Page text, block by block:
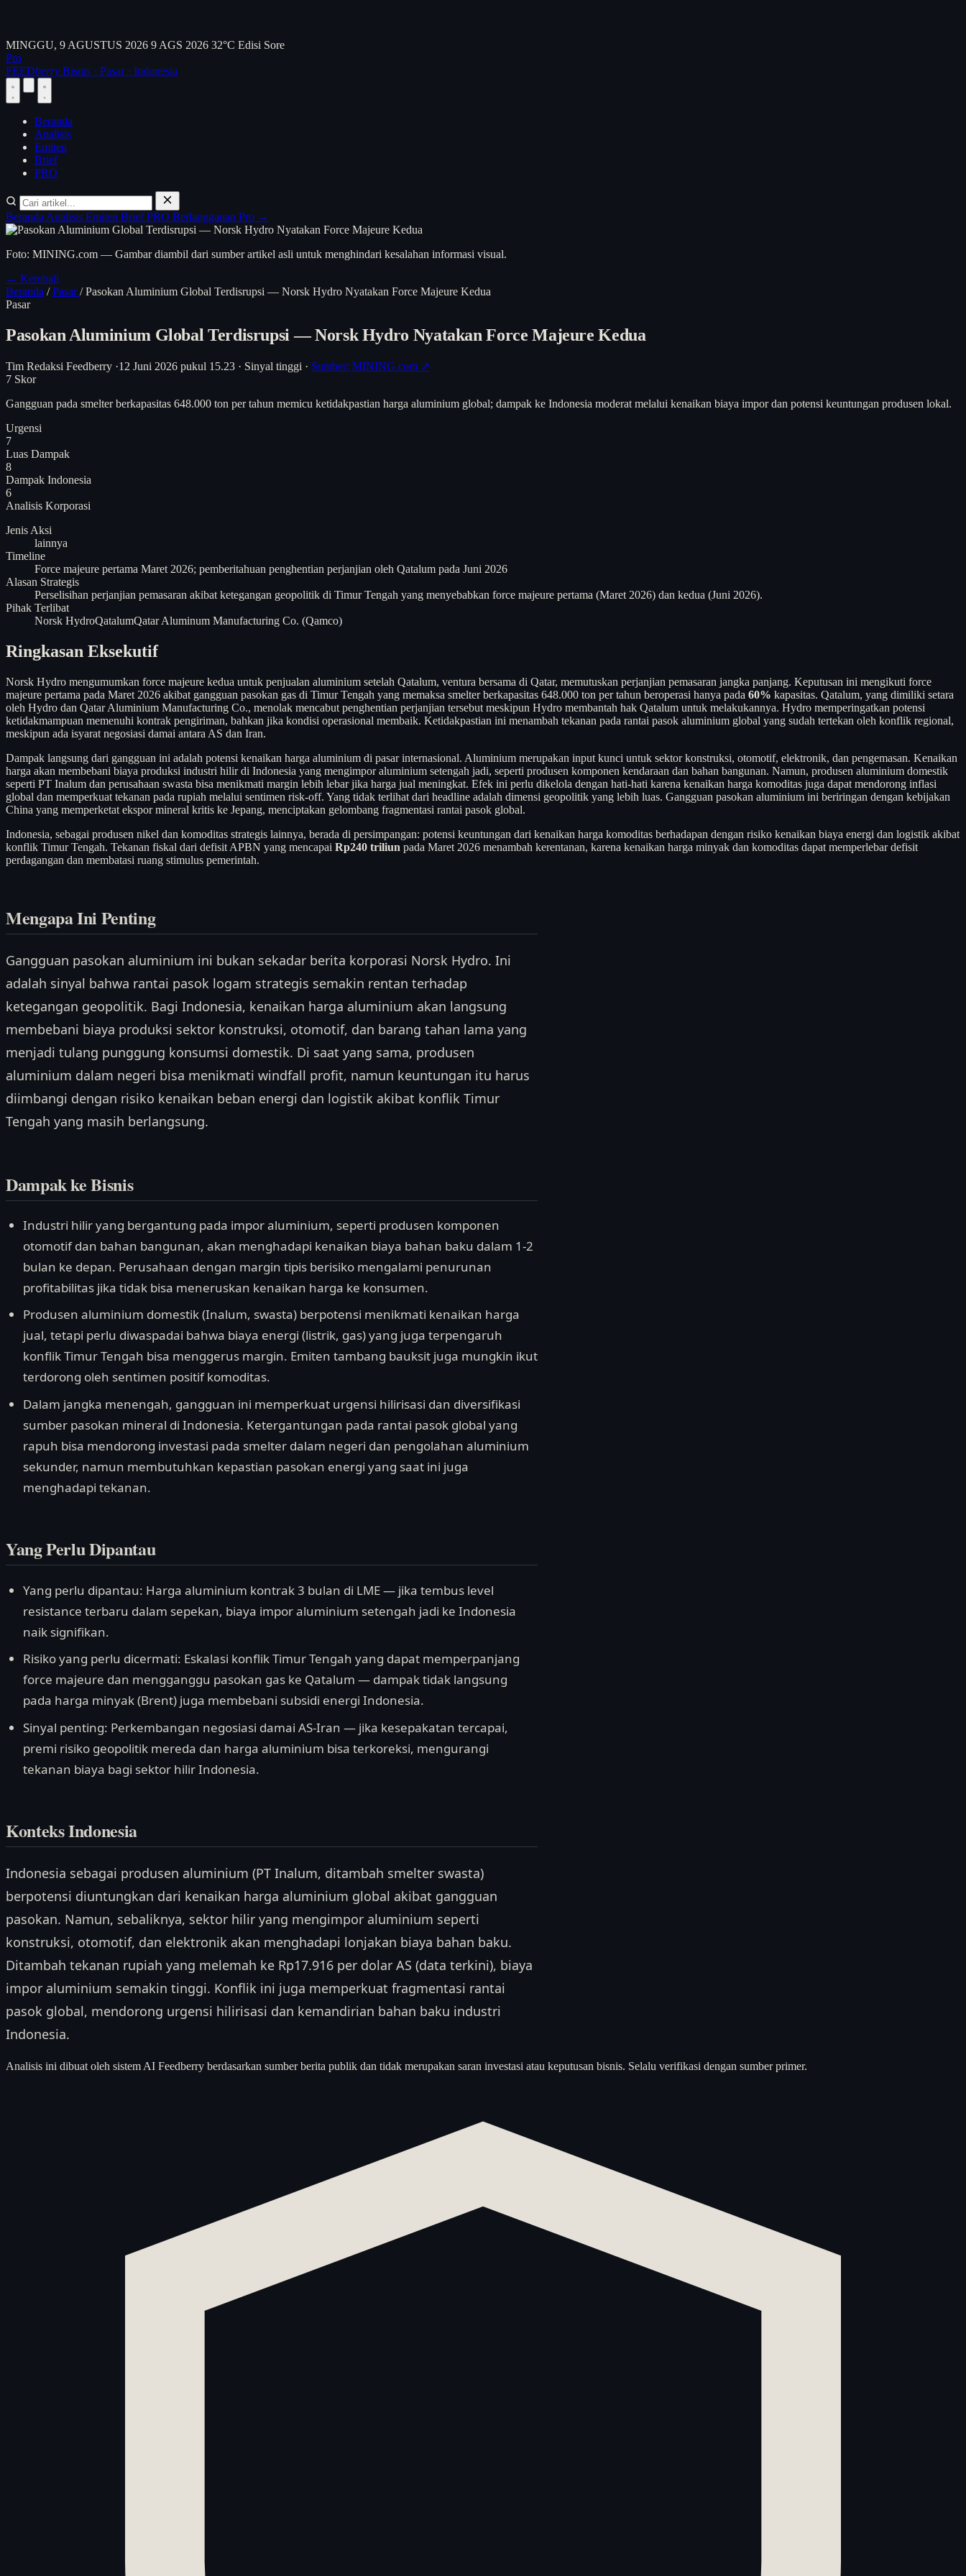
MINGGU, 9 AGUSTUS 2026 9 AGS 2026 32°C Edisi Sore
Pro
FEEDberry Bisnis · Pasar · Indonesia
Beranda
Analisis
Emiten
Brief
PRO
Beranda Analisis Emiten BriefPRO Berlangganan Pro →
Foto: MINING.com — Gambar diambil dari sumber artikel asli untuk menghindari kesalahan informasi visual.
← Kembali
Beranda / Pasar/ Pasokan Aluminium Global Terdisrupsi — Norsk Hydro Nyatakan Force Majeure Kedua
Pasar
Pasokan Aluminium Global Terdisrupsi — Norsk Hydro Nyatakan Force Majeure Kedua
Tim Redaksi Feedberry ·12 Juni 2026 pukul 15.23 · Sinyal tinggi · Sumber: MINING.com ↗
7 Skor
Gangguan pada smelter berkapasitas 648.000 ton per tahun memicu ketidakpastian harga aluminium global; dampak ke Indonesia moderat melalui kenaikan biaya impor dan potensi keuntungan produsen lokal.
Urgensi
7
Luas Dampak
8
Dampak Indonesia
6
Analisis Korporasi
Jenis Aksi
lainnya
Timeline
Force majeure pertama Maret 2026; pemberitahuan penghentian perjanjian oleh Qatalum pada Juni 2026
Alasan Strategis
Perselisihan perjanjian pemasaran akibat ketegangan geopolitik di Timur Tengah yang menyebabkan force majeure pertama (Maret 2026) dan kedua (Juni 2026).
Pihak Terlibat
Norsk HydroQatalumQatar Aluminum Manufacturing Co. (Qamco)
Ringkasan Eksekutif
Norsk Hydro mengumumkan force majeure kedua untuk penjualan aluminium setelah Qatalum, ventura bersama di Qatar, memutuskan perjanjian pemasaran jangka panjang. Keputusan ini mengikuti force
majeure pertama pada Maret 2026 akibat gangguan pasokan gas di Timur Tengah yang memaksa smelter berkapasitas 648.000 ton per tahun beroperasi hanya pada 60% kapasitas. Qatalum, yang dimiliki setara
oleh Hydro dan Qatar Aluminium Manufacturing Co., menolak mencabut penghentian perjanjian tersebut meskipun Hydro membantah hak Qatalum untuk melakukannya. Hydro memperingatkan potensi
ketidakmampuan memenuhi kontrak pengiriman, bahkan jika kondisi operasional membaik. Ketidakpastian ini menambah tekanan pada rantai pasok aluminium global yang sudah tertekan oleh konflik regional,
meskipun ada isyarat negosiasi damai antara AS dan Iran.
Dampak langsung dari gangguan ini adalah potensi kenaikan harga aluminium di pasar internasional. Aluminium merupakan input kunci untuk sektor konstruksi, otomotif, elektronik, dan pengemasan. Kenaikan
harga akan membebani biaya produksi industri hilir di Indonesia yang mengimpor aluminium setengah jadi, seperti produsen komponen kendaraan dan bahan bangunan. Namun, produsen aluminium domestik
seperti PT Inalum dan perusahaan swasta bisa menikmati margin lebih lebar jika harga jual meningkat. Efek ini perlu dikelola dengan hati-hati karena kenaikan harga komoditas juga dapat mendorong inflasi
global dan memperkuat tekanan pada rupiah melalui sentimen risk-off. Yang tidak terlihat dari headline adalah dimensi geopolitik yang lebih luas. Gangguan pasokan aluminium ini beriringan dengan kebijakan
China yang memperketat ekspor mineral kritis ke Jepang, menciptakan gelombang fragmentasi rantai pasok global.
Indonesia, sebagai produsen nikel dan komoditas strategis lainnya, berada di persimpangan: potensi keuntungan dari kenaikan harga komoditas berhadapan dengan risiko kenaikan biaya energi dan logistik akibat
konflik Timur Tengah. Tekanan fiskal dari defisit APBN yang mencapai Rp240 triliun pada Maret 2026 menambah kerentanan, karena kenaikan harga minyak dan komoditas dapat memperlebar defisit
perdagangan dan membatasi ruang stimulus pemerintah.
Mengapa Ini Penting
Gangguan pasokan aluminium ini bukan sekadar berita korporasi Norsk Hydro. Ini
adalah sinyal bahwa rantai pasok logam strategis semakin rentan terhadap
ketegangan geopolitik. Bagi Indonesia, kenaikan harga aluminium akan langsung
membebani biaya produksi sektor konstruksi, otomotif, dan barang tahan lama yang
menjadi tulang punggung konsumsi domestik. Di saat yang sama, produsen
aluminium dalam negeri bisa menikmati windfall profit, namun keuntungan itu harus
diimbangi dengan risiko kenaikan beban energi dan logistik akibat konflik Timur
Tengah yang masih berlangsung.
Dampak ke Bisnis
Industri hilir yang bergantung pada impor aluminium, seperti produsen komponen
otomotif dan bahan bangunan, akan menghadapi kenaikan biaya bahan baku dalam 1-2
bulan ke depan. Perusahaan dengan margin tipis berisiko mengalami penurunan
profitabilitas jika tidak bisa meneruskan kenaikan harga ke konsumen.
Produsen aluminium domestik (Inalum, swasta) berpotensi menikmati kenaikan harga
jual, tetapi perlu diwaspadai bahwa biaya energi (listrik, gas) yang juga terpengaruh
konflik Timur Tengah bisa menggerus margin. Emiten tambang bauksit juga mungkin ikut
terdorong oleh sentimen positif komoditas.
Dalam jangka menengah, gangguan ini memperkuat urgensi hilirisasi dan diversifikasi
sumber pasokan mineral di Indonesia. Ketergantungan pada rantai pasok global yang
rapuh bisa mendorong investasi pada smelter dalam negeri dan pengolahan aluminium
sekunder, namun membutuhkan kepastian pasokan energi yang saat ini juga
menghadapi tekanan.
Yang Perlu Dipantau
Yang perlu dipantau: Harga aluminium kontrak 3 bulan di LME — jika tembus level
resistance terbaru dalam sepekan, biaya impor aluminium setengah jadi ke Indonesia
naik signifikan.
Risiko yang perlu dicermati: Eskalasi konflik Timur Tengah yang dapat memperpanjang
force majeure dan mengganggu pasokan gas ke Qatalum — dampak tidak langsung
pada harga minyak (Brent) juga membebani subsidi energi Indonesia.
Sinyal penting: Perkembangan negosiasi damai AS-Iran — jika kesepakatan tercapai,
premi risiko geopolitik mereda dan harga aluminium bisa terkoreksi, mengurangi
tekanan biaya bagi sektor hilir Indonesia.
Konteks Indonesia
Indonesia sebagai produsen aluminium (PT Inalum, ditambah smelter swasta)
berpotensi diuntungkan dari kenaikan harga aluminium global akibat gangguan
pasokan. Namun, sebaliknya, sektor hilir yang mengimpor aluminium seperti
konstruksi, otomotif, dan elektronik akan menghadapi lonjakan biaya bahan baku.
Ditambah tekanan rupiah yang melemah ke Rp17.916 per dolar AS (data terkini), biaya
impor aluminium semakin tinggi. Konflik ini juga memperkuat fragmentasi rantai
pasok global, mendorong urgensi hilirisasi dan kemandirian bahan baku industri
Indonesia.
Analisis ini dibuat oleh sistem AI Feedberry berdasarkan sumber berita publik dan tidak merupakan saran investasi atau keputusan bisnis. Selalu verifikasi dengan sumber primer.